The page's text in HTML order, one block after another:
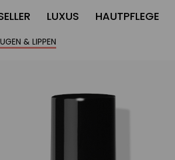
LUXUS HAUTPFLEGE
& LIPPEN